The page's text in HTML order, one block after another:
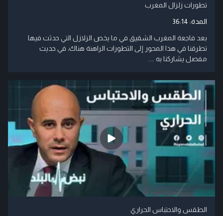
تطورات زلزال المغرب
المدة: 36:14
بعد فاجعة المغرب الشقيق في ما يخص الزلازل التي حدثت فيها
تطرقنا في هذا المحور إلى التطورات الراهنة هناك، في حديث
مفصل يشاركنا به ....
الطقس والاحتباس الحراري